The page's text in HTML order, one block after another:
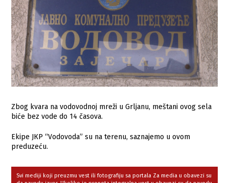
Zbog kvara na vodovodnoj mreži u Grljanu, meštani ovog sela
biće bez vode do 14 časova.
Ekipe JКP “Vodovoda” su na terenu, saznajemo u ovom
preduzeću.
Svi mediji koji preuzmu vest ili fotografiju sa portala Za media u obavezi su